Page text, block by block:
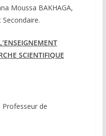
Moussa BAKHAGA,
Secondaire.
SCIENTIFIQUE
Professeur de